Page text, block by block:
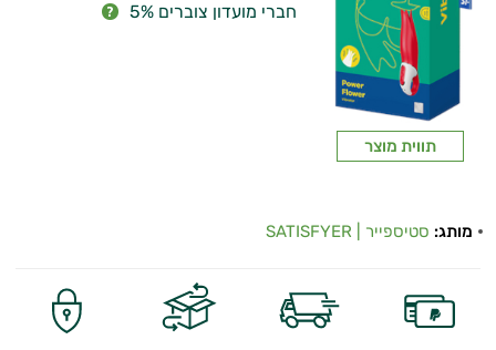
תווית מוצר
חברי מועדון צוברים 5%
מותג: סטיספייר | SATISFYER